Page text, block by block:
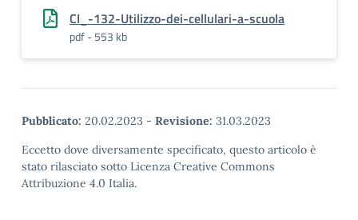
CI_-132-Utilizzo-dei-cellulari-a-scuola
pdf - 553 kb
Pubblicato: 20.02.2023 - Revisione: 31.03.2023
Eccetto dove diversamente specificato, questo articolo è
stato rilasciato sotto Licenza Creative Commons
Attribuzione 4.0 Italia.